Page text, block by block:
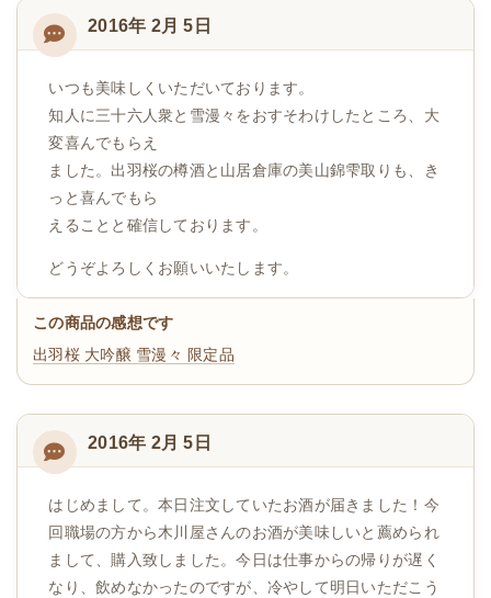
2016年 2月 5日
いつも美味しくいただいております。
知人に三十六人衆と雪漫々をおすそわけしたところ、大
変喜んでもらえ
ました。出羽桜の樽酒と山居倉庫の美山錦雫取りも、き
っと喜んでもら
えることと確信しております。
どうぞよろしくお願いいたします。
この商品の感想です
出羽桜 大吟醸 雪漫々 限定品
2016年 2月 5日
はじめまして。本日注文していたお酒が届きました！今
回職場の方から木川屋さんのお酒が美味しいと薦められ
まして、購入致しました。今日は仕事からの帰りが遅く
なり、飲めなかったのですが、冷やして明日いただこう